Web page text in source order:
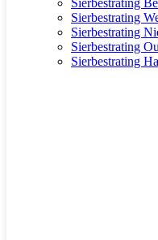
Sierbestrating
Sierbestrating
Sierbestrating
Sierbestrating